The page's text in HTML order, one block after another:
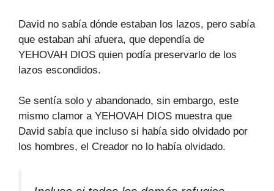
David no sabía dónde estaban los lazos, pero sabía
que estaban ahí afuera, que dependía de
YEHOVAH DIOS quien podía preservarlo de los
lazos escondidos.
Se sentía solo y abandonado, sin embargo, este
mismo clamor a YEHOVAH DIOS muestra que
David sabía que incluso si había sido olvidado por
los hombres, el Creador no lo había olvidado.